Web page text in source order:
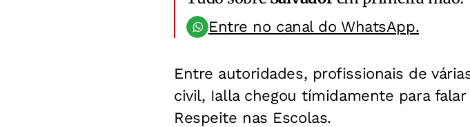
Entre no canal do WhatsApp.
Entre autoridades, profissionais de
civil, Ialla chegou tímidamente para
Respeite nas Escolas.